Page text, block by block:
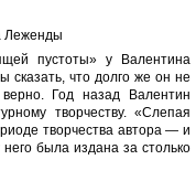
Леженды
пустоты» у Валентина
что долго же он не
Год назад Валентин
творчеству. «Слепая
творчества автора — и
была издана за столько